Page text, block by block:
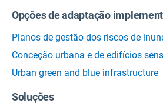
Opções de adaptação
Planos de gestão dos riscos de
Conceção urbana e de edifícios
Urban green and blue infrastructure
Soluções